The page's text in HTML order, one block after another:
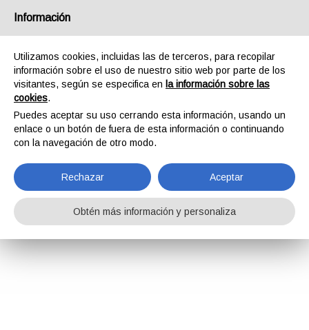
Información
Utilizamos cookies, incluidas las de terceros, para recopilar
información sobre el uso de nuestro sitio web por parte de los
visitantes, según se especifica en la información sobre las
cookies.
Puedes aceptar su uso cerrando esta información, usando un
enlace o un botón de fuera de esta información o continuando
con la navegación de otro modo.
Rechazar Aceptar
Obtén más información y personaliza